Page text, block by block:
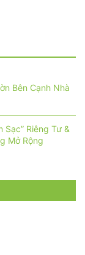
Bên Cạnh Nhà
Sạc” Riêng Tư &
Mở Rộng